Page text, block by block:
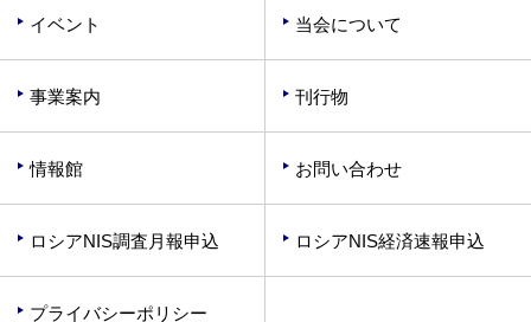
イベント 当会について
事業案内 刊行物
情報館 お問い合わせ
ロシアNIS調査月報申込 ロシアNIS経済速報申込
プライバシーポリシー